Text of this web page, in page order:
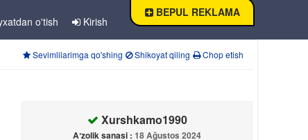
o'tish Kirish
BEPUL REKLAMA
Sevimlilarimga qo'shing Shikoyat qiling Chop etish
Xurshkamo1990
Aʼzolik sanasi :18 Ağustos 2024